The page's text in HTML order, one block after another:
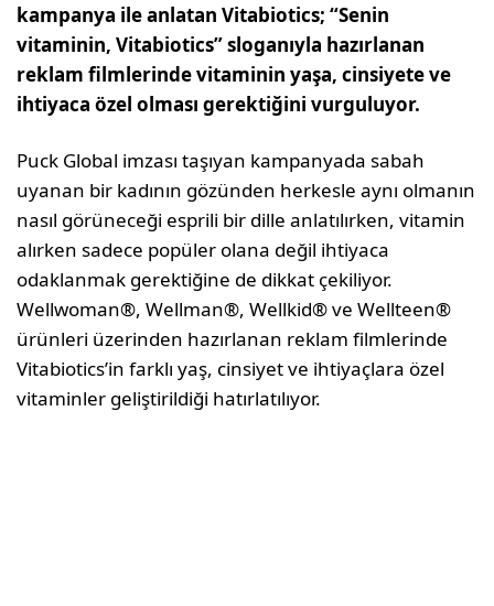
kampanya ile anlatan Vitabiotics; “Senin
vitaminin, Vitabiotics” sloganıyla hazırlanan
reklam filmlerinde vitaminin yaşa, cinsiyete ve
ihtiyaca özel olması gerektiğini vurguluyor.
Puck Global imzası taşıyan kampanyada sabah
uyanan bir kadının gözünden herkesle aynı olmanın
nasıl görüneceği esprili bir dille anlatılırken, vitamin
alırken sadece popüler olana değil ihtiyaca
odaklanmak gerektiğine de dikkat çekiliyor.
Wellwoman®, Wellman®, Wellkid® ve Wellteen®
ürünleri üzerinden hazırlanan reklam filmlerinde
Vitabiotics’in farklı yaş, cinsiyet ve ihtiyaçlara özel
vitaminler geliştirildiği hatırlatılıyor.